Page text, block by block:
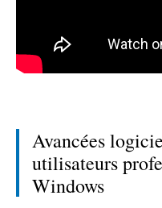
Avancées
utilisateurs
Windows